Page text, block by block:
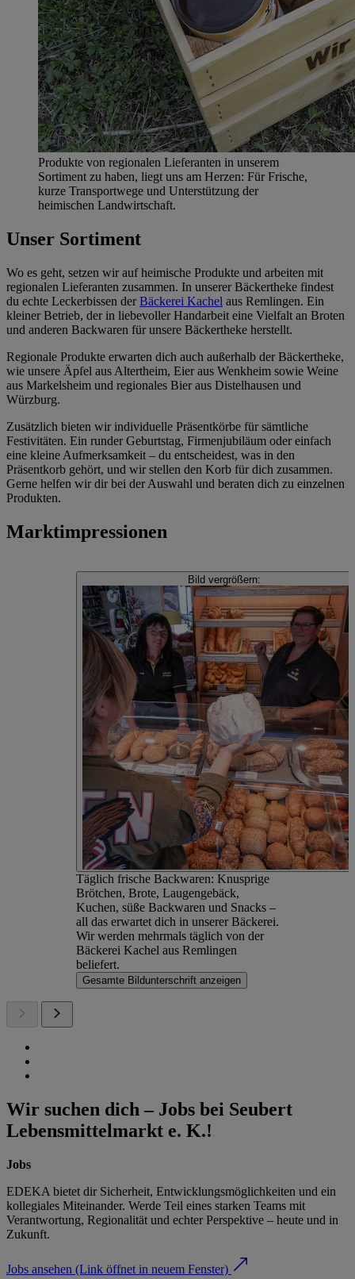
Produkte von regionalen Lieferanten in unserem
Sortiment zu haben, liegt uns am Herzen: Für Frische,
kurze Transportwege und Unterstützung der
heimischen Landwirtschaft.
Unser Sortiment
Wo es geht, setzen wir auf heimische Produkte und arbeiten mit
regionalen Lieferanten zusammen. In unserer Bäckertheke findest
du echte Leckerbissen derBäckerei Kachel aus Remlingen. Ein
kleiner Betrieb, der in liebevoller Handarbeit eine Vielfalt an Broten
und anderen Backwaren für unsere Bäckertheke herstellt.
Regionale Produkte erwarten dich auch außerhalb der Bäckertheke,
wie unsere Äpfel aus Altertheim, Eier aus Wenkheim sowie Weine
aus Markelsheim und regionales Bier aus Distelhausen und
Würzburg.
Zusätzlich bieten wir individuelle Präsentkörbe für sämtliche
Festivitäten. Ein runder Geburtstag, Firmenjubiläum oder einfach
eine kleine Aufmerksamkeit – du entscheidest, was in den
Präsentkorb gehört, und wir stellen den Korb für dich zusammen.
Gerne helfen wir dir bei der Auswahl und beraten dich zu einzelnen
Produkten.
Marktimpressionen
Bild vergrößern:
Täglich frische Backwaren: Knusprige
Brötchen, Brote, Laugengebäck,
Kuchen, süße Backwaren und Snacks –
all das erwartet dich in unserer Bäckerei.
Wir werden mehrmals täglich von der
Bäckerei Kachel aus Remlingen
beliefert.
Gesamte Bildunterschrift anzeigen
Wir suchen dich – Jobs bei Seubert
Lebensmittelmarkt e. K.!
Jobs
EDEKA bietet dir Sicherheit, Entwicklungsmöglichkeiten und ein
kollegiales Miteinander. Werde Teil eines starken Teams mit
Verantwortung, Regionalität und echter Perspektive – heute und in
Zukunft.
Jobs ansehen (Link öffnet in neuem Fenster)